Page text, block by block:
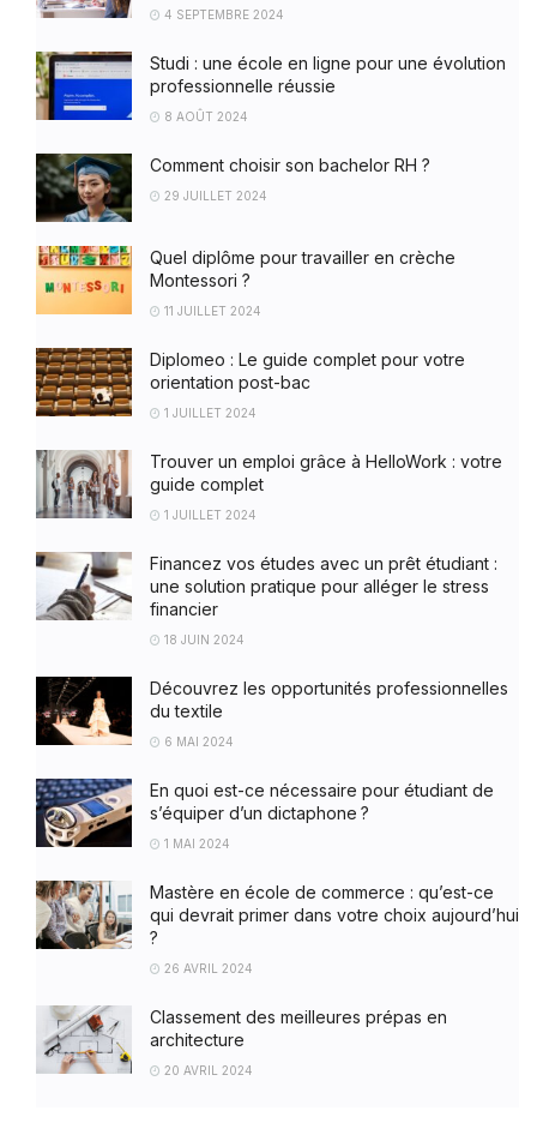
4 SEPTEMBRE 2024
Studi : une école en ligne pour une évolution
professionnelle réussie
8 AOÛT 2024
Comment choisir son bachelor RH ?
29 JUILLET 2024
Quel diplôme pour travailler en crèche
Montessori ?
11 JUILLET 2024
Diplomeo : Le guide complet pour votre
orientation post-bac
1 JUILLET 2024
Trouver un emploi grâce à HelloWork : votre
guide complet
1 JUILLET 2024
Financez vos études avec un prêt étudiant :
une solution pratique pour alléger le stress
financier
18 JUIN 2024
Découvrez les opportunités professionnelles
du textile
6 MAI 2024
En quoi est-ce nécessaire pour étudiant de
s’équiper d’un dictaphone ?
1 MAI 2024
Mastère en école de commerce : qu’est-ce
qui devrait primer dans votre choix aujourd’hui
?
26 AVRIL 2024
Classement des meilleures prépas en
architecture
20 AVRIL 2024